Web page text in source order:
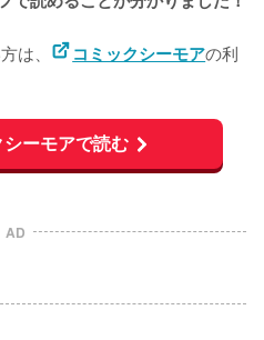
は、 コミックシーモアの利
ーモアで読む
AD